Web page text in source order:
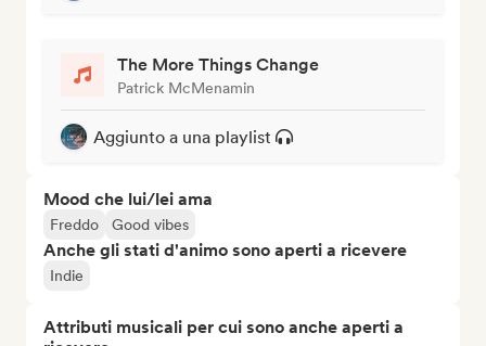
The More Things Change
Patrick McMenamin
Aggiunto a una playlist
Mood che lui/lei ama
Freddo Good vibes
Anche gli stati d'animo sono aperti a ricevere
Indie
Attributi musicali per cui sono anche aperti a